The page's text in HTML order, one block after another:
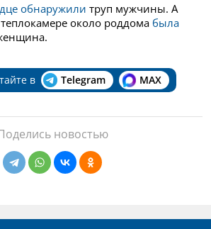
обнаружили труп мужчины. А
около роддома была
в Telegram MAX
новостью